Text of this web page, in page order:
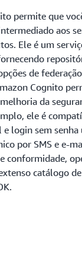
permite que
aos
Ele é um
de
Cognito
da
ele é
login sem
por SMS e e-
conformidade,
catálogo